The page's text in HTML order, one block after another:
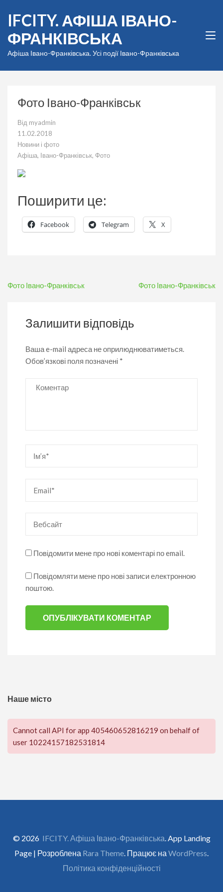
вмісту
(натисніть
Enter)
IFCITY. АФІША ІВАНО-
ФРАНКІВСЬКА
Афіша Івано-Франківська. Усі події Івано-Франківська
Фото Івано-Франківськ
Від myadmin
11.02.2018
Новини і фото
Афіша, Івано-Франківськ, Фото
Поширити це:
Facebook Telegram X
Навігація
Фото Івано-Франківськ Фото Івано-Франківськ
Залишити відповідь
Ваша e-mail адреса не оприлюднюватиметься.
Обов’язкові поля позначені *
Коментар
Повідомити мене про нові коментарі по email.
Повідомляти мене про нові записи електронною
поштою.
Наше місто
Cannot call API for app 405460652816219 on behalf of
user 10224157182531814
© 2026 IFCITY. Афіша Івано-Франківська . App Landing
Page | Розроблена Rara Theme . Працює на WordPress
Політика конфіденційності